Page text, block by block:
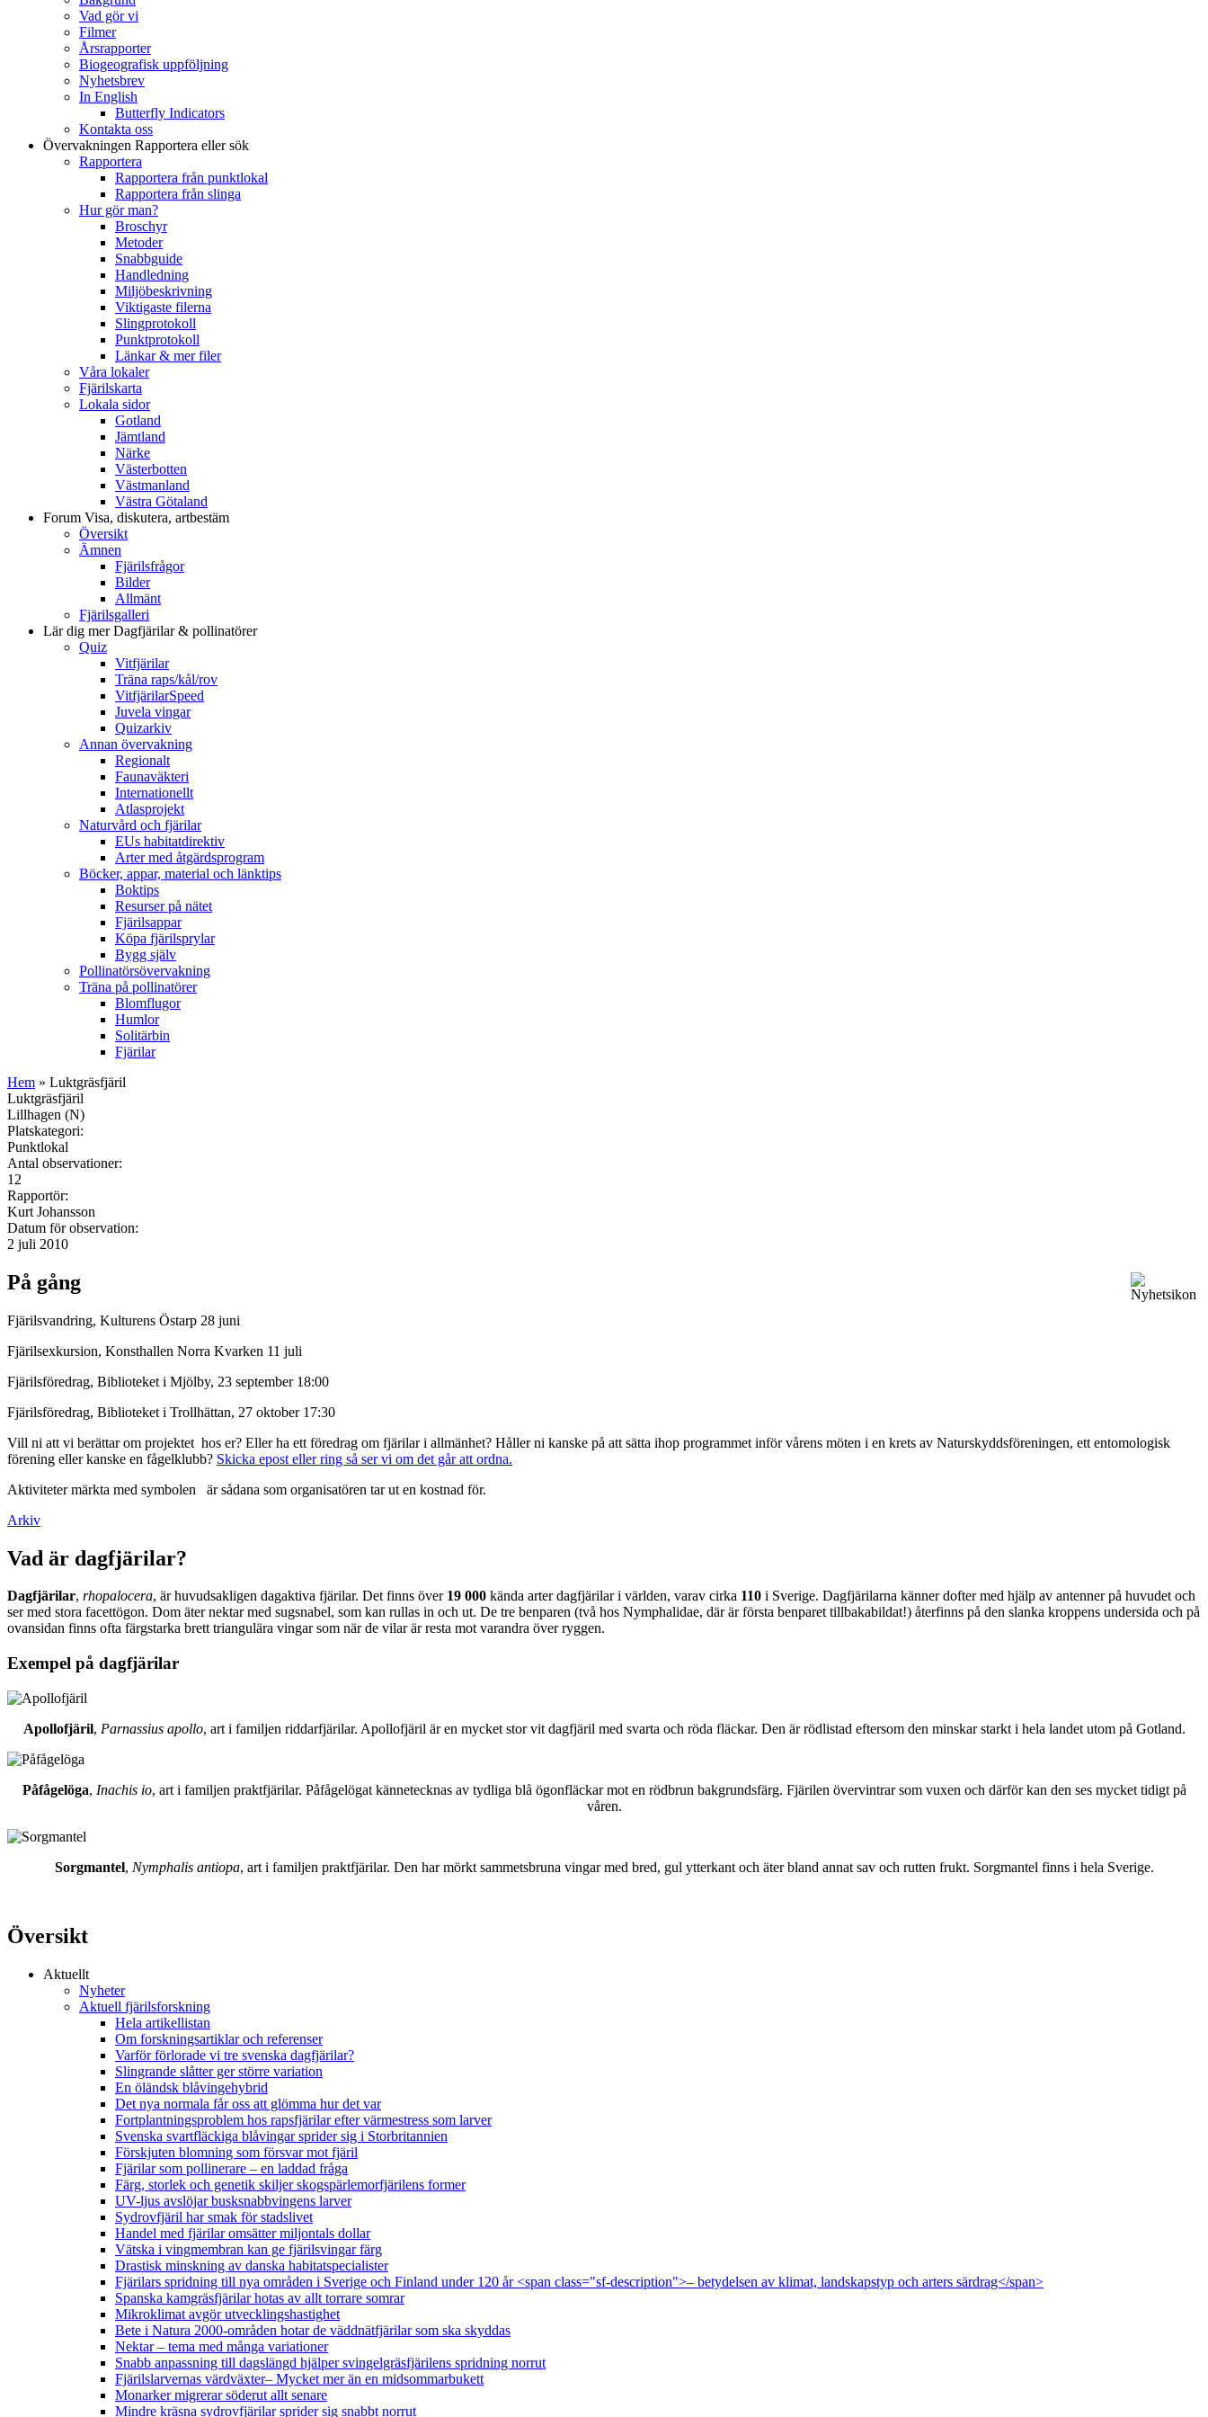
Vad gör vi
Filmer
Årsrapporter
Biogeografisk uppföljning
Nyhetsbrev
In English
Butterfly Indicators
Kontakta oss
Övervakningen Rapportera eller sök
Rapportera
Rapportera från punktlokal
Rapportera från slinga
Hur gör man?
Broschyr
Metoder
Snabbguide
Handledning
Miljöbeskrivning
Viktigaste filerna
Slingprotokoll
Punktprotokoll
Länkar & mer filer
Våra lokaler
Fjärilskarta
Lokala sidor
Gotland
Jämtland
Närke
Västerbotten
Västmanland
Västra Götaland
Forum Visa, diskutera, artbestäm
Översikt
Ämnen
Fjärilsfrågor
Bilder
Allmänt
Fjärilsgalleri
Lär dig merDagfjärilar & pollinatörer
Quiz
Vitfjärilar
Träna raps/kål/rov
VitfjärilarSpeed
Juvela vingar
Quizarkiv
Annan övervakning
Regionalt
Faunaväkteri
Internationellt
Atlasprojekt
Naturvård och fjärilar
EUs habitatdirektiv
Arter med åtgärdsprogram
Böcker, appar, material och länktips
Boktips
Resurser på nätet
Fjärilsappar
Köpa fjärilsprylar
Bygg själv
Pollinatörsövervakning
Träna på pollinatörer
Blomflugor
Humlor
Solitärbin
Fjärilar
Hem » Luktgräsfjäril
Luktgräsfjäril
Lillhagen (N)
Platskategori:
Punktlokal
Antal observationer:
12
Rapportör:
Kurt Johansson
Datum för observation:
2 juli 2010
På gång
Fjärilsvandring, Kulturens Östarp 28 juni
Fjärilsexkursion, Konsthallen Norra Kvarken 11 juli
Fjärilsföredrag, Biblioteket i Mjölby, 23 september 18:00
Fjärilsföredrag, Biblioteket i Trollhättan, 27 oktober 17:30
Vill ni att vi berättar om projektet hos er? Eller ha ett föredrag om fjärilar i allmänhet? Håller ni kanske på att sätta ihop programmet inför vårens möten i en krets av Naturskyddsföreningen, ett entomologisk
förening eller kanske en fågelklubb? Skicka epost eller ring så ser vi om det går att ordna.
Aktiviteter märkta med symbolen
är sådana som organisatören tar ut en kostnad för.
Arkiv
Vad är dagfjärilar?
Dagfjärilar, rhopalocera, är huvudsakligen dagaktiva fjärilar. Det finns över 19 000 kända arter dagfjärilar i världen, varav cirka 110 i Sverige. Dagfjärilarna känner dofter med hjälp av antenner på huvudet och
ser med stora facettögon. Dom äter nektar med sugsnabel, som kan rullas in och ut. De tre benparen (två hos Nymphalidae, där är första benparet tillbakabildat!) återfinns på den slanka kroppens undersida och på
ovansidan finns ofta färgstarka brett triangulära vingar som när de vilar är resta mot varandra över ryggen.
Exempel på dagfjärilar
Apollofjäril, Parnassius apollo, art i familjen riddarfjärilar. Apollofjäril är en mycket stor vit dagfjäril med svarta och röda fläckar. Den är rödlistad eftersom den minskar starkt i hela landet utom på Gotland.
Påfågelöga, Inachis io, art i familjen praktfjärilar. Påfågelögat kännetecknas av tydliga blå ögonfläckar mot en rödbrun bakgrundsfärg. Fjärilen övervintrar som vuxen och därför kan den ses mycket tidigt på
våren.
Sorgmantel, Nymphalis antiopa, art i familjen praktfjärilar. Den har mörkt sammetsbruna vingar med bred, gul ytterkant och äter bland annat sav och rutten frukt. Sorgmantel finns i hela Sverige.
Översikt
Aktuellt
Nyheter
Aktuell fjärilsforskning
Hela artikellistan
Om forskningsartiklar och referenser
Varför förlorade vi tre svenska dagfjärilar?
Slingrande slåtter ger större variation
En öländsk blåvingehybrid
Det nya normala får oss att glömma hur det var
Fortplantningsproblem hos rapsfjärilar efter värmestress som larver
Svenska svartfläckiga blåvingar sprider sig i Storbritannien
Förskjuten blomning som försvar mot fjäril
Fjärilar som pollinerare – en laddad fråga
Färg, storlek och genetik skiljer skogspärlemorfjärilens former
UV-ljus avslöjar busksnabbvingens larver
Sydrovfjäril har smak för stadslivet
Handel med fjärilar omsätter miljontals dollar
Vätska i vingmembran kan ge fjärilsvingar färg
Drastisk minskning av danska habitatspecialister
Fjärilars spridning till nya områden i Sverige och Finland under 120 år <span class="sf-description">– betydelsen av klimat, landskapstyp och arters särdrag</span>
Spanska kamgräsfjärilar hotas av allt torrare somrar
Mikroklimat avgör utvecklingshastighet
Bete i Natura 2000-områden hotar de väddnätfjärilar som ska skyddas
Nektar – tema med många variationer
Snabb anpassning till dagslängd hjälper svingelgräsfjärilens spridning norrut
Fjärilslarvernas värdväxter– Mycket mer än en midsommarbukett
Monarker migrerar söderut allt senare
Mindre kräsna sydrovfjärilar sprider sig snabbt norrut